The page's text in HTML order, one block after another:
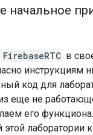
начальное
FirebaseRTC в
инструкциям
код для
из еще не
его
лаборатории